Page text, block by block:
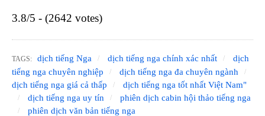
3.8/5 - (2642 votes)
TAGS: dịch tiếng Nga dịch tiếng nga chính xác nhất
dịch
tiếng nga chuyên nghiệp
dịch tiếng nga đa chuyên ngành
dịch tiếng nga giá cả thấp
dịch tiếng nga tốt nhất Việt Nam"
dịch tiếng nga uy tín
phiên dịch cabin hội thảo tiếng nga
phiên dịch văn bản tiếng nga